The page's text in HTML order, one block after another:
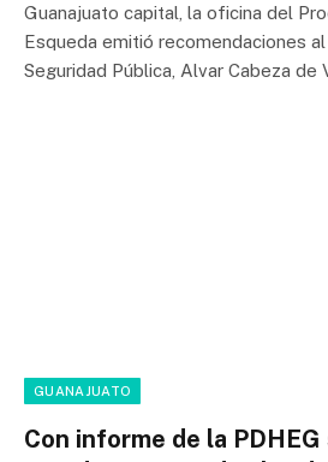
Guanajuato capital, la oficina del
Esqueda emitió recomendaciones
Seguridad Pública, Alvar Cabeza de
GUANAJUATO
Con informe de la